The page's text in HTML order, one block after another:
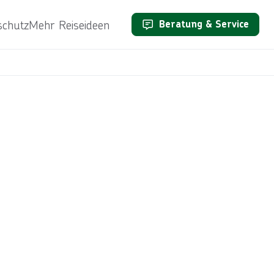
Mehr Reiseideen Beratung & Service